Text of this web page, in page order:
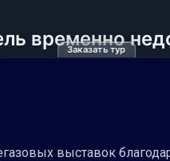
Заказать тур
выставок